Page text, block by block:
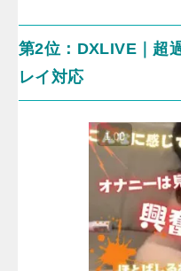
第2位：DXLIVE｜超
レイ対応